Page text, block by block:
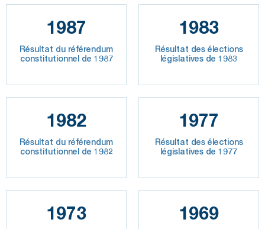
1987
Résultat du référendum
constitutionnel de 1987
1983
Résultat des élections
législatives de 1983
1982
Résultat du référendum
constitutionnel de 1982
1977
Résultat des élections
législatives de 1977
1973 1969